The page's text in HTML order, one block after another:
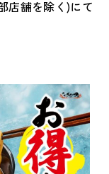
店舗を除く)にて